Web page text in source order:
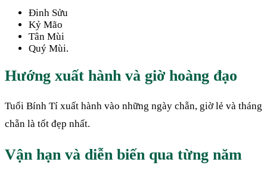
Đinh Sửu
Kỷ Mão
Tân Mùi
Quý Mùi.
Hướng xuất hành và giờ hoàng đạo
Tuổi Bính Tí xuất hành vào những ngày chẵn, giờ lẻ và tháng
chẵn là tốt đẹp nhất.
Vận hạn và diễn biến qua từng năm